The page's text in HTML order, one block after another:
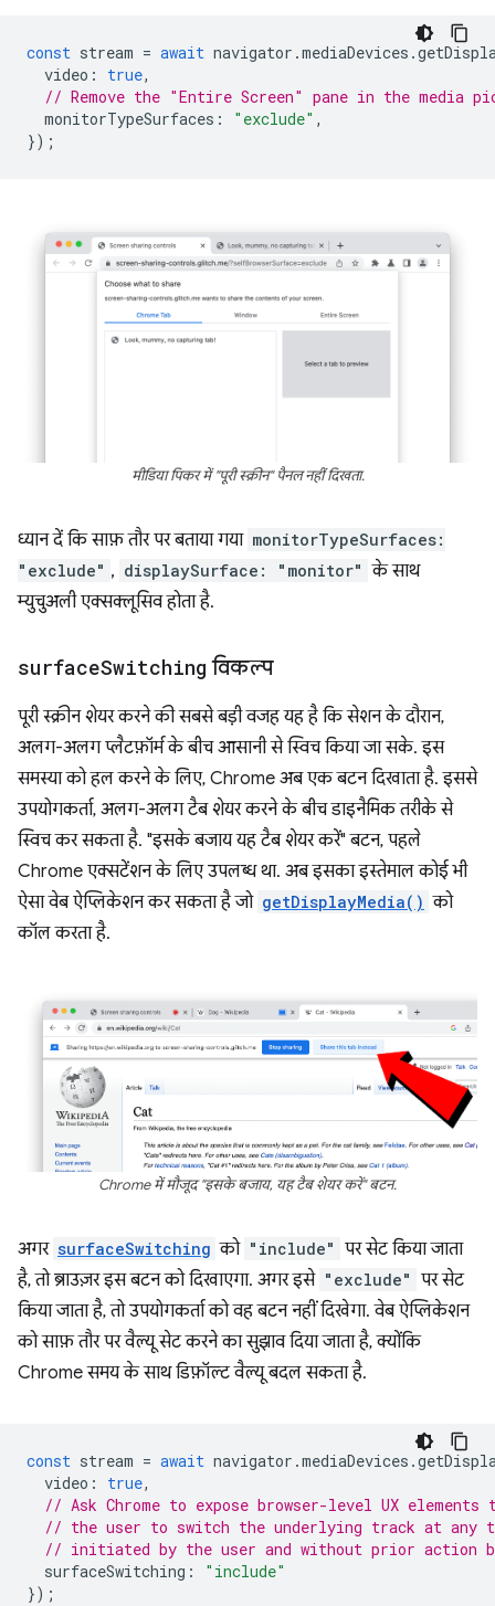
const stream = await navigator .mediaDevices .
video : true,
// Remove the "Entire Screen" pane in the media
monitorTypeSurfaces : "exclude" ,
});
मीडिया पिकर में "पूरी स्क्रीन" पैनल नहीं दिखता.
ध्यान दें कि साफ़ तौर पर बताया गया monitorTypeSurfaces:
"exclude" , displaySurface: "monitor" के साथ
म्युचुअली एक्सक्लूसिव होता है.
surfaceSwitching विकल्प
पूरी स्क्रीन शेयर करने की सबसे बड़ी वजह यह है कि सेशन के दौरान,
अलग-अलग प्लैटफ़ॉर्म के बीच आसानी से स्विच किया जा सके. इस
समस्या को हल करने के लिए, Chrome अब एक बटन दिखाता है. इससे
उपयोगकर्ता, अलग-अलग टैब शेयर करने के बीच डाइनैमिक तरीके से
स्विच कर सकता है. "इसके बजाय यह टैब शेयर करें" बटन, पहले
Chrome एक्सटेंशन के लिए उपलब्ध था. अब इसका इस्तेमाल कोई भी
ऐसा वेब ऐप्लिकेशन कर सकता है जो getDisplayMedia() को
कॉल करता है.
Chrome में मौजूद "इसके बजाय, यह टैब शेयर करें" बटन.
अगर surfaceSwitching को "include" पर सेट किया जाता
है, तो ब्राउज़र इस बटन को दिखाएगा. अगर इसे "exclude" पर सेट
किया जाता है, तो उपयोगकर्ता को वह बटन नहीं दिखेगा. वेब ऐप्लिकेशन
को साफ़ तौर पर वैल्यू सेट करने का सुझाव दिया जाता है, क्योंकि
Chrome समय के साथ डिफ़ॉल्ट वैल्यू बदल सकता है.
const stream = await navigator .mediaDevices .
video : true,
// Ask Chrome to expose browser-level UX
// the user to switch the underlying track at any
// initiated by the user and without prior action
surfaceSwitching :
"include"
});